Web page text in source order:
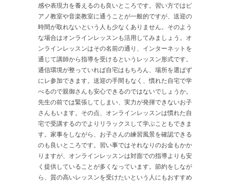
感や表現力を養えるのも良いところです。習い方ではピ
アノ教室や音楽教室に通うことが一般的ですが、送迎の
時間が取れないという人も少なくありません。そのよう
な場合はオンラインレッスンも活用してみましょう。オ
ンラインレッスンはその名前の通り、インターネットを
通じて講師から指導を受けるというレッスン形式です。
通信環境が整っていれば自宅はもちろん、場所を選ばず
にレ参加できます。送迎の手間もなく、慣れた自宅で学
べるので親御さんも安心できるのではないでしょうか。
先生の前では緊張してしまい、実力が発揮できないお子
さんもいます。その点、オンラインレッスンは慣れた自
宅で受講するのでよりリラックスして学ぶこともできま
す。家事をしながら、お子さんの練習風景を確認できる
のも良いところです。習い事ではそれなりのお金もかか
りますが、オンラインレッスンは対面での指導よりも安
く提供していることが多くなっています。節約をしなが
ら、質の高いレッスンを受けたいという人にもおすすめ